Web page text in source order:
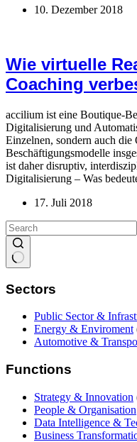
10. Dezember 2018
Wie virtuelle
Coaching
accilium ist eine Boutique-
Digitalisierung und
Einzelnen, sondern auch
Beschäftigungsmodelle
ist daher disruptiv,
Digitalisierung – Was
17. Juli 2018
Sectors
Public Sector &
Energy & Enviroment
Automotive &
Functions
Strategy & Innovation
People & Organisation
Data Intelligence &
Business